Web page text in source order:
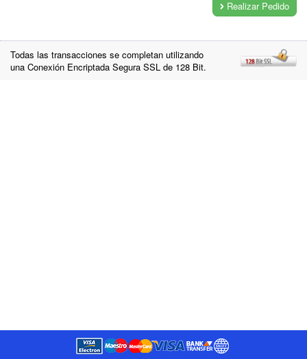
Realizar Pedido
Todas las transacciones se completan utilizando
una Conexión Encriptada Segura SSL de 128 Bit.